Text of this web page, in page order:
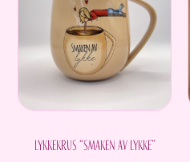
Lykkekrus “Smaken av Lykke”